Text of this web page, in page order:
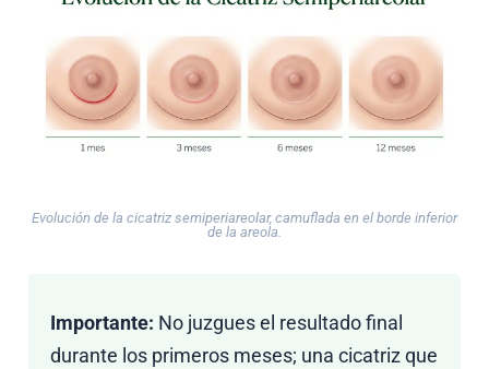
Evolución de la cicatriz semiperiareolar, camuflada en el borde inferior
de la areola.
Importante: No juzgues el resultado final
durante los primeros meses; una cicatriz que